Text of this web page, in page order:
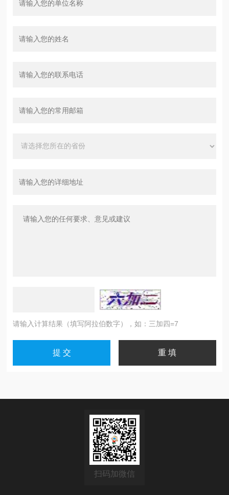
请输入计算结果（填写阿拉伯数字），如：三加四=7
扫码加微信